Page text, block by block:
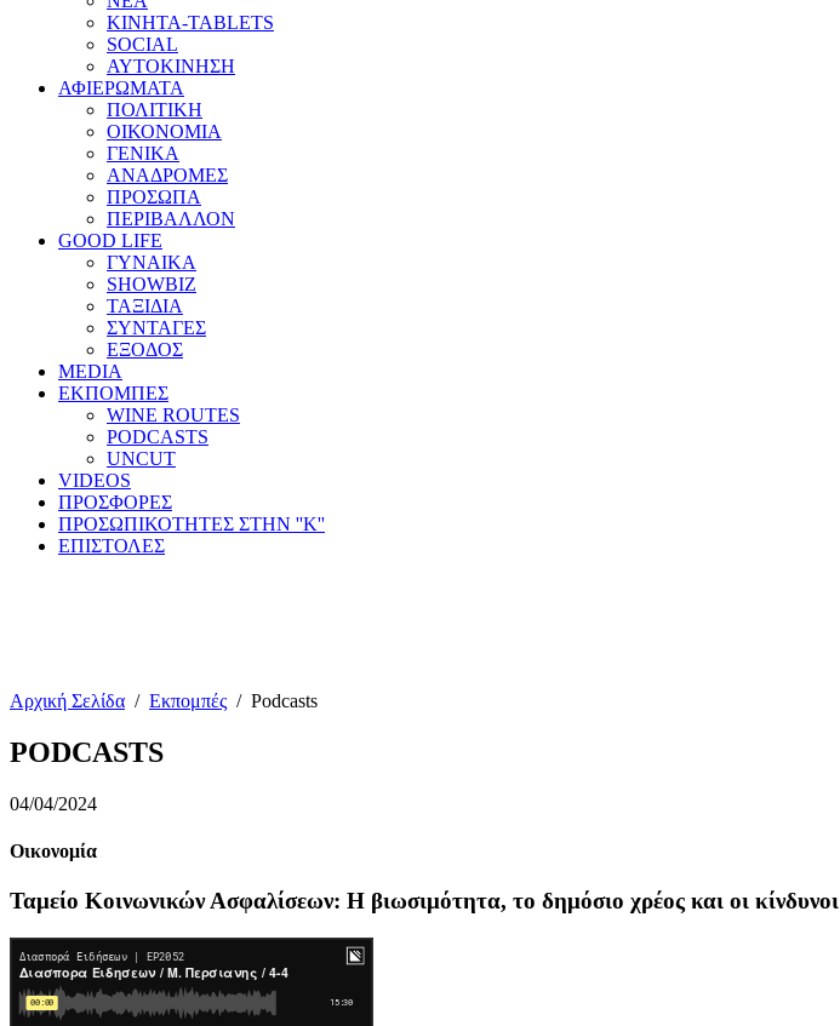
ΚΙΝΗΤΑ-TABLETS
SOCIAL
ΑΥΤΟΚΙΝΗΣΗ
ΑΦΙΕΡΩΜΑΤΑ
ΠΟΛΙΤΙΚΗ
ΟΙΚΟΝΟΜΙΑ
ΓΕΝΙΚΑ
ΑΝΑΔΡΟΜΕΣ
ΠΡΟΣΩΠΑ
ΠΕΡΙΒΑΛΛΟΝ
GOOD LIFE
ΓΥΝΑΙΚΑ
SHOWBIZ
ΤΑΞΙΔΙΑ
ΣΥΝΤΑΓΕΣ
ΕΞΟΔΟΣ
MEDIA
ΕΚΠΟΜΠΕΣ
WINE ROUTES
PODCASTS
UNCUT
VIDEOS
ΠΡΟΣΦΟΡΕΣ
ΠΡΟΣΩΠΙΚΟΤΗΤΕΣ ΣΤΗΝ ''Κ''
ΕΠΙΣΤΟΛΕΣ
Αρχική Σελίδα / Εκπομπές / Podcasts
PODCASTS
04/04/2024
Οικονομία
Ταμείο Κοινωνικών Ασφαλίσεων: Η βιωσιμότητα, το δημόσιο χρέος και οι κίνδυνοι